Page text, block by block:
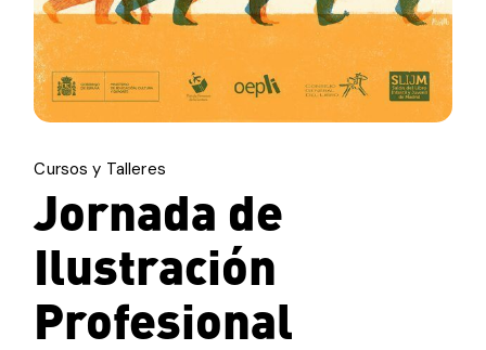
Cursos y Talleres
Jornada de
Ilustración
Profesional